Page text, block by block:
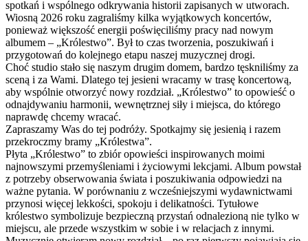
spotkań i wspólnego odkrywania historii zapisanych w utworach.
Wiosną 2026 roku zagraliśmy kilka wyjątkowych koncertów,
ponieważ większość energii poświęciliśmy pracy nad nowym
albumem – „Królestwo”. Był to czas tworzenia, poszukiwań i
przygotowań do kolejnego etapu naszej muzycznej drogi.
Choć studio stało się naszym drugim domem, bardzo tęskniliśmy za
sceną i za Wami. Dlatego tej jesieni wracamy w trasę koncertową,
aby wspólnie otworzyć nowy rozdział. „Królestwo” to opowieść o
odnajdywaniu harmonii, wewnętrznej siły i miejsca, do którego
naprawdę chcemy wracać.
Zapraszamy Was do tej podróży. Spotkajmy się jesienią i razem
przekroczmy bramy „Królestwa”.
Płyta „Królestwo” to zbiór opowieści inspirowanych moimi
najnowszymi przemyśleniami i życiowymi lekcjami. Album powstał
z potrzeby obserwowania świata i poszukiwania odpowiedzi na
ważne pytania. W porównaniu z wcześniejszymi wydawnictwami
przynosi więcej lekkości, spokoju i delikatności. Tytułowe
królestwo symbolizuje bezpieczną przystań odnalezioną nie tylko w
miejscu, ale przede wszystkim w sobie i w relacjach z innymi.